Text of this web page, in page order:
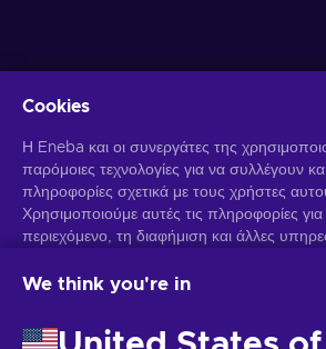
Λάβετε προσωποποιημένες προσφορές
Μπορείτε να απεγγραφείτε οποιαδήποτε στιγμή.
Ειδοποίηση Απορρήτουγια περισσότερες
Cookies
Η Eneba και οι συνεργάτες της
παρόμοιες τεχνολογίες για να συλλέγουν
πληροφορίες σχετικά με τους χρήστες
Χρησιμοποιούμε αυτές τις πληροφορίες
περιεχόμενο, τη διαφήμιση και άλλες
χρησιμοποιηθούν για την εξατομίκευση
αυτών των τεχνολογιών από την Eneba και
We think you're in